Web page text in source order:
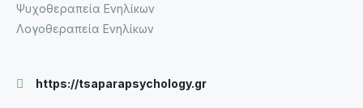
Ψυχοθεραπεία Ενηλίκων
Λογοθεραπεία Ενηλίκων
https://tsaparapsychology.gr